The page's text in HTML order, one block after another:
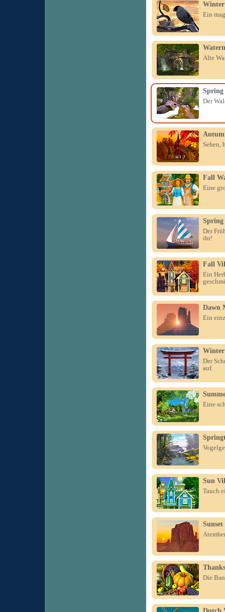
Ein
Alte
Spring
Der
Sehen,
Fall
Eine
Spring
Der
ihr!
Fall
Ein
Dawn
Ein
Der
auf.
Eine
Sun
Tauch
Die